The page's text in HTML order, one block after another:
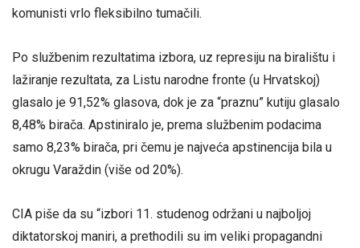
komunisti vrlo fleksibilno tumačili.
Po službenim rezultatima izbora, uz represiju na biralištu i
lažiranje rezultata, za Listu narodne fronte (u Hrvatskoj)
glasalo je 91,52% glasova, dok je za “praznu” kutiju glasalo
8,48% birača. Apstiniralo je, prema službenim podacima
samo 8,23% birača, pri čemu je najveća apstinencija bila u
okrugu Varaždin (više od 20%).
CIA piše da su “izbori 11. studenog održani u najboljoj
diktatorskoj maniri, a prethodili su im veliki propagandni